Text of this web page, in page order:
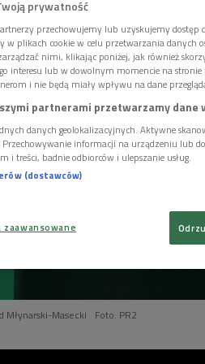
Młynarski-Masecki Foto: PR2
prywatność
przechowujemy lub uzyskujemy
w plikach cookie w celu przetwarzania danych
nimi, klikając poniżej, jak również
interesu lub w dowolnym momencie na
i nie będą miały wpływu na dane
partnerami przetwarzamy dane
danych geolokalizacyjnych. Aktywne
informacji na urządzeniu lub
i treści, badnie odbiorców i ulepszanie usług.
(dostawców)